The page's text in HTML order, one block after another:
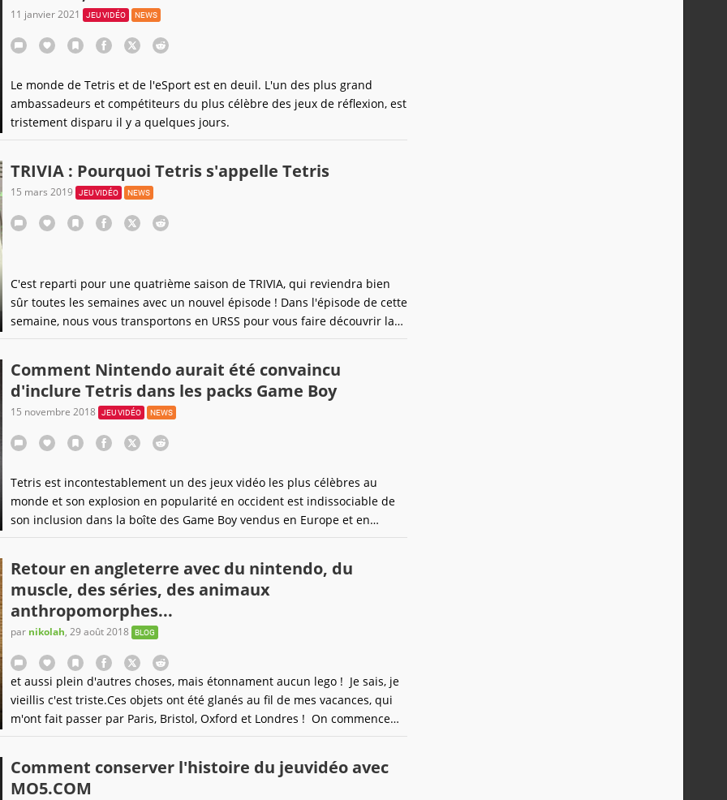
11 janvier 2021 JEU VIDÉO NEWS
Le monde de Tetris et de l'eSport est en deuil. L'un des plus grand
ambassadeurs et compétiteurs du plus célèbre des jeux de réflexion, est
tristement disparu il y a quelques jours.
TRIVIA : Pourquoi Tetris s'appelle Tetris
15 mars 2019 JEU VIDÉO NEWS
C'est reparti pour une quatrième saison de TRIVIA, qui reviendra bien
sûr toutes les semaines avec un nouvel épisode ! Dans l'épisode de cette
semaine, nous vous transportons en URSS pour vous faire découvrir la
signification d'un des titres les plus célèbres de l'histoire du jeu vidéo.
Comment Nintendo aurait été convaincu
d'inclure Tetris dans les packs Game Boy
15 novembre 2018 JEU VIDÉO NEWS
Tetris est incontestablement un des jeux vidéo les plus célèbres au
monde et son explosion en popularité en occident est indissociable de
son inclusion dans la boîte des Game Boy vendus en Europe et en
Amérique du Nord. Mais avant que le jeu soit packagé avec la console, il
Retour en angleterre avec du nintendo, du
muscle, des séries, des animaux
anthropomorphes...
par nikolah, 29 août 2018 BLOG
et aussi plein d'autres choses, mais étonnament aucun lego ! Je sais, je
vieillis c'est triste.Ces objets ont été glanés au fil de mes vacances, qui
m'ont fait passer par Paris, Bristol, Oxford et Londres ! On commence
par les jeux vidéos, on est sur un site de gamers quand même ! Oui, il y
vendu de l'histoire
Comment conserver l'histoire du jeuvidéo avec
MO5.COM